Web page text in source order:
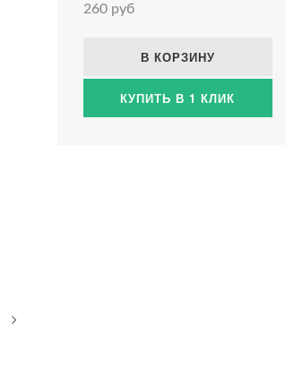
260 руб
В КОРЗИНУ
КУПИТЬ В 1 КЛИК